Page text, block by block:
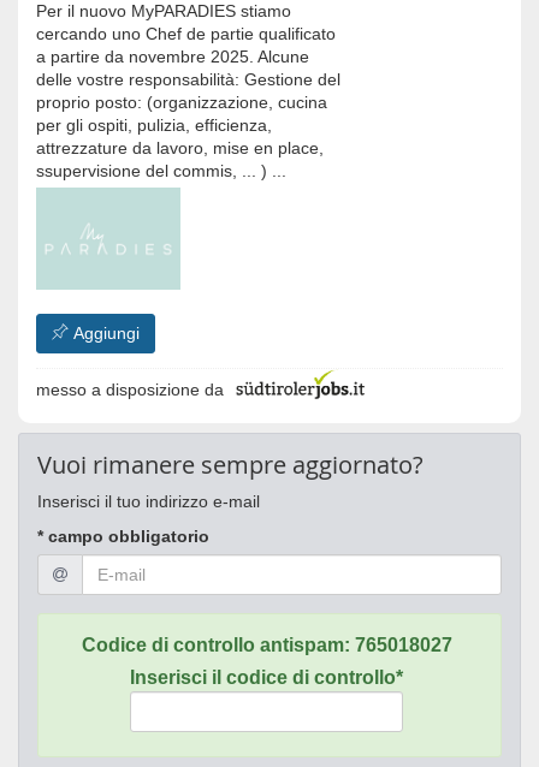
Per il nuovo MyPARADIES stiamo
cercando uno Chef de partie qualificato
a partire da novembre 2025. Alcune
delle vostre responsabilità: Gestione del
proprio posto: (organizzazione, cucina
per gli ospiti, pulizia, efficienza,
attrezzature da lavoro, mise en place,
ssupervisione del commis, ... ) ...
Aggiungi
messo a disposizione da
Vuoi rimanere sempre aggiornato?
Inserisci il tuo indirizzo e-mail
* campo obbligatorio
Codice di controllo antispam: 765018027
Inserisci il codice di controllo*